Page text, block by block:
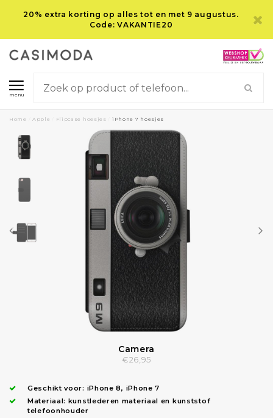
20% extra korting op alles tot en met 9 augustus.
Code: VAKANTIE20
menu
Home Apple Flipcase hoesjes iPhone 7 hoesjes
Camera
€26,95
Geschikt voor: iPhone 8, iPhone 7
Materiaal: kunstlederen materiaal en kunststof
telefoonhouder